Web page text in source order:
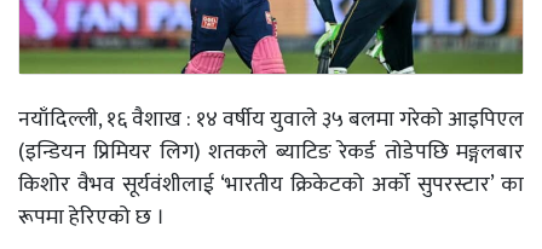
नयाँदिल्ली, १६ वैशाख : १४ वर्षीय युवाले ३५ बलमा गरेको आइपिएल
(इन्डियन प्रिमियर लिग) शतकले ब्याटिङ रेकर्ड तोडेपछि मङ्गलबार
किशोर वैभव सूर्यवंशीलाई ‘भारतीय क्रिकेटको अर्को सुपरस्टार’ का
रूपमा हेरिएको छ ।